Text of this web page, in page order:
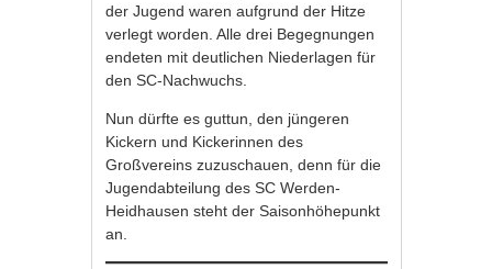
der Jugend waren aufgrund der Hitze
verlegt worden. Alle drei Begegnungen
endeten mit deutlichen Niederlagen für
den SC-Nachwuchs.
Nun dürfte es guttun, den jüngeren
Kickern und Kickerinnen des
Großvereins zuzuschauen, denn für die
Jugendabteilung des SC Werden-
Heidhausen steht der Saisonhöhepunkt
an.